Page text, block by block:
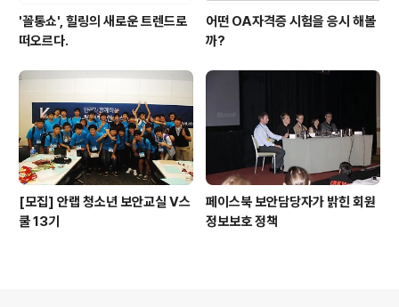
'꼴통쇼', 힐링의 새로운 트렌드로
떠오르다.
어떤 OA자격증 시험을 응시 해볼
까?
[모집] 안랩 청소년 보안교실 V스
쿨 13기
페이스북 보안담당자가 밝힌 회원
정보보호 정책